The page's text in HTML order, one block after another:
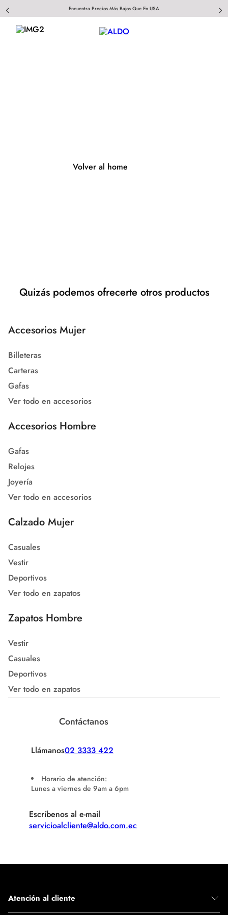
Encuentra Precios Más Bajos Que En USA
Volver al home
Quizás podemos ofrecerte otros productos
Accesorios Mujer
Billeteras
Carteras
Gafas
Ver todo en accesorios
Accesorios Hombre
Gafas
Relojes
Joyería
Ver todo en accesorios
Calzado Mujer
Casuales
Vestir
Deportivos
Ver todo en zapatos
Zapatos Hombre
Vestir
Casuales
Deportivos
Ver todo en zapatos
Contáctanos
Llámanos02 3333 422
Horario de atención:
Lunes a viernes de 9am a 6pm
Escríbenos al e-mail
servicioalcliente@aldo.com.ec
Atención al cliente